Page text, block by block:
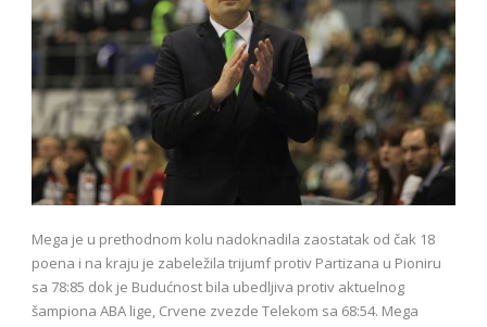
Mega je u prethodnom kolu nadoknadila zaostatak od čak 18
poena i na kraju je zabeležila trijumf protiv Partizana u Pioniru
sa 78:85 dok je Budućnost bila ubedljiva protiv aktuelnog
šampiona ABA lige, Crvene zvezde Telekom sa 68:54. Mega